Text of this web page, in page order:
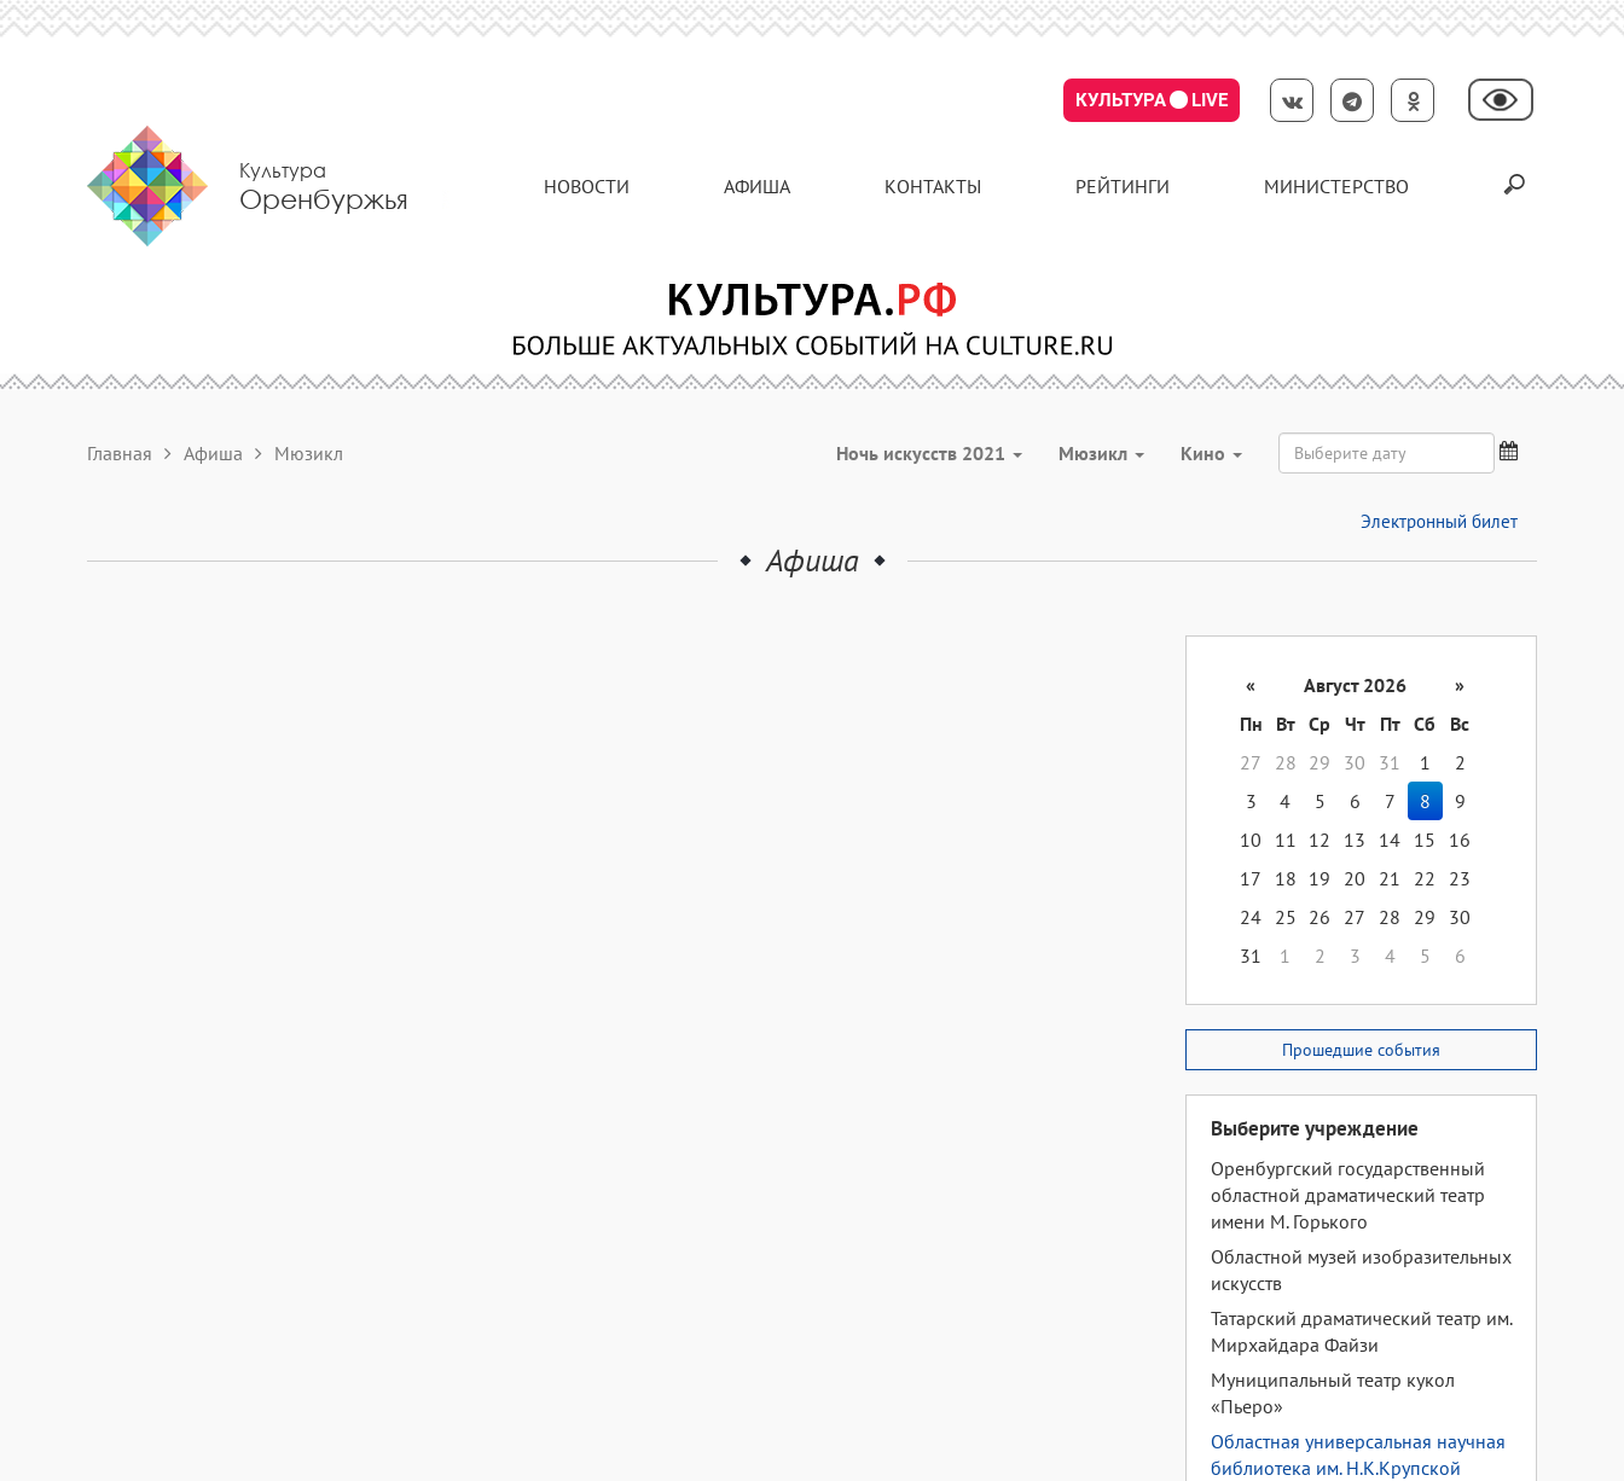
КУЛЬТУРА LIVE
Культура
Оренбуржья НОВОСТИ АФИША КОНТАКТЫ РЕЙТИНГИ МИНИСТЕРСТВО
Главная Афиша Мюзикл Ночь искусств 2021 Мюзикл Кино
Электронный билет
Афиша
« Август 2026
»
Пн
Вт Ср Чт Пт Сб
Вс
27
28 29 30 31 1
2
3
4 5 6 7 8
9
10
11 12 13 14 15
16
17
18 19 20 21 22
23
24 25 26 27 28 29
30
31
1 2 3 4 5 6
Прошедшие события
Выберите учреждение
Оренбургский государственный
областной драматический театр
имени М. Горького
Областной музей изобразительных
искусств
Татарский драматический театр им.
Мирхайдара Файзи
Муниципальный театр кукол
«Пьеро»
Областная универсальная научная
библиотека им. Н.К.Крупской